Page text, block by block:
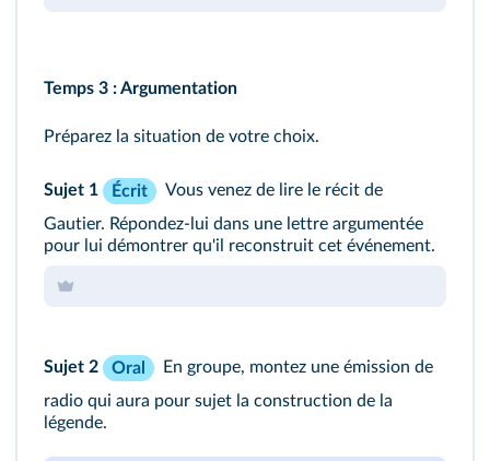
Temps 3 : Argumentation
Préparez la situation de votre choix.
Sujet 1 Écrit
Vous venez de lire le récit de
Gautier. Répondez‑lui dans une lettre argumentée
pour lui démontrer qu'il reconstruit cet événement.
Sujet 2 Oral
En groupe, montez une émission de
radio qui aura pour sujet la construction de la
légende.